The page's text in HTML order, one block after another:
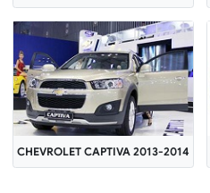
CHEVROLET CAPTIVA 2013-2014